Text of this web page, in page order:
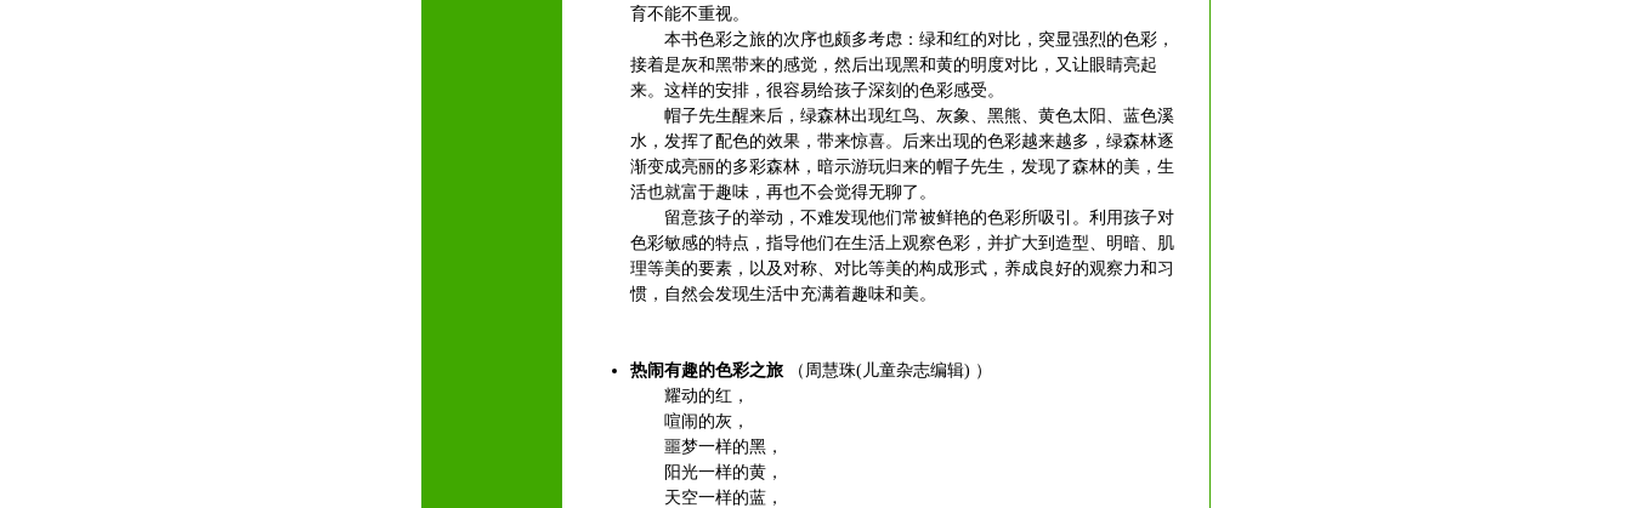
育不能不重视。
本书色彩之旅的次序也颇多考虑：绿和红的对比，突显强烈的色彩，
接着是灰和黑带来的感觉，然后出现黑和黄的明度对比，又让眼睛亮起
来。这样的安排，很容易给孩子深刻的色彩感受。
帽子先生醒来后，绿森林出现红鸟、灰象、黑熊、黄色太阳、蓝色溪
水，发挥了配色的效果，带来惊喜。后来出现的色彩越来越多，绿森林逐
渐变成亮丽的多彩森林，暗示游玩归来的帽子先生，发现了森林的美，生
活也就富于趣味，再也不会觉得无聊了。
留意孩子的举动，不难发现他们常被鲜艳的色彩所吸引。利用孩子对
色彩敏感的特点，指导他们在生活上观察色彩，并扩大到造型、明暗、肌
理等美的要素，以及对称、对比等美的构成形式，养成良好的观察力和习
惯，自然会发现生活中充满着趣味和美。
热闹有趣的色彩之旅 （周慧珠(儿童杂志编辑) ）
耀动的红，
喧闹的灰，
噩梦一样的黑，
阳光一样的黄，
天空一样的蓝，